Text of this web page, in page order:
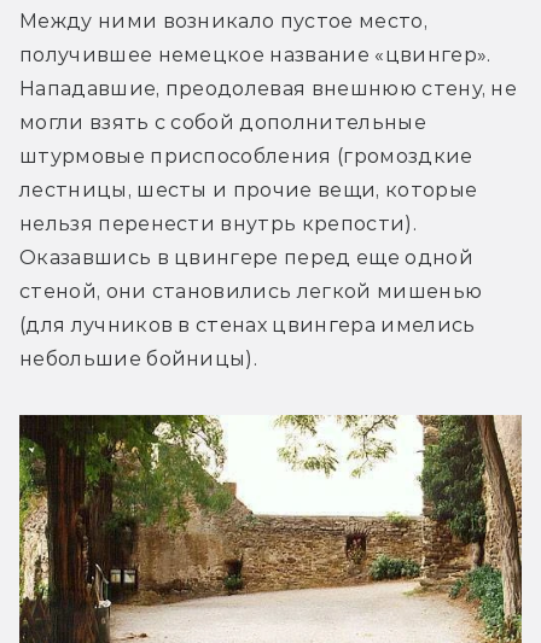
Между ними возникало пустое место,
получившее немецкое название «цвингер».
Нападавшие, преодолевая внешнюю стену, не
могли взять с собой дополнительные
штурмовые приспособления (громоздкие
лестницы, шесты и прочие вещи, которые
нельзя перенести внутрь крепости).
Оказавшись в цвингере перед еще одной
стеной, они становились легкой мишенью
(для лучников в стенах цвингера имелись
небольшие бойницы).